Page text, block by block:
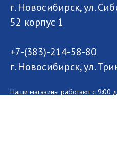
г. Новосибирск, ул.
52 корпус 1
+7-(383)-214-58-80
г. Новосибирск, ул.
Наши магазины работают с 9:00